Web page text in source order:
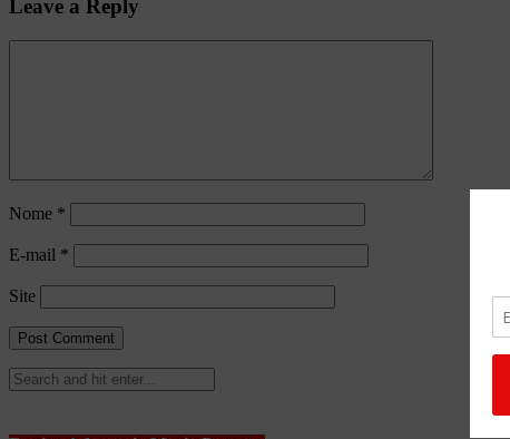
Leave a Reply
Nome *
E-mail *
Site